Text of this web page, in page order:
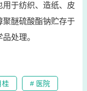
于纺织、造纸、皮
醚硫酸酯钠贮存于
处理。
桂 # 医院